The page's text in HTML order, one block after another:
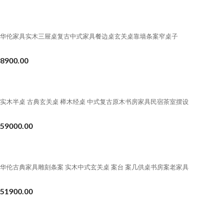
华伦家具实木三屉桌复古中式家具餐边桌玄关桌靠墙条案窄桌子
8900.00
实木半桌 古典玄关桌 榉木经桌 中式复古原木书房家具民宿茶室摆设
59000.00
华伦古典家具雕刻条案 实木中式玄关桌 案台 案几供桌书房案老家具
51900.00